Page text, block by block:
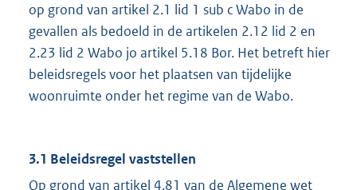
op grond van artikel 2.1 lid 1 sub c Wabo in de
gevallen als bedoeld in de artikelen 2.12 lid 2 en
2.23 lid 2 Wabo jo artikel 5.18 Bor. Het betreft hier
beleidsregels voor het plaatsen van tijdelijke
woonruimte onder het regime van de Wabo.
3.1 Beleidsregel vaststellen
Op grond van artikel 4.81 van de Algemene wet